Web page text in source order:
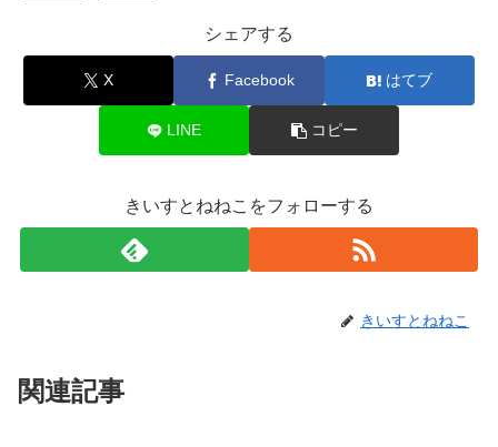
シェアする
X Facebook はてブ
LINE コピー
きいすとねねこをフォローする
きいすとねねこ
関連記事